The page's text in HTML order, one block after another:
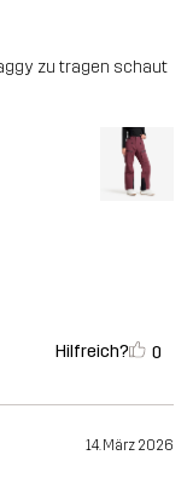
zu tragen schaut
Hilfreich? 0
14. März 2026